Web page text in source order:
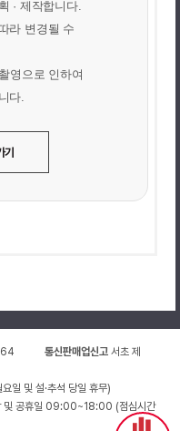
· 제작합니다.
라 변경될 수
영으로 인하여
다.
기
통신판매업신고서초 제
및 설·추석 당일 휴무)
공휴일 09:00~18:00 (점심시간